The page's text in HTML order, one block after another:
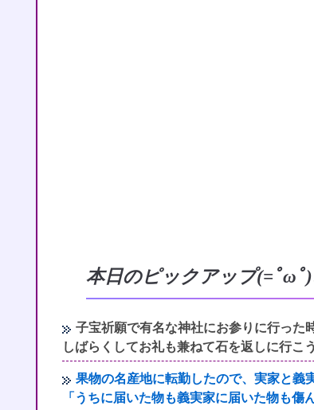
本日のピックアップ(=ﾟωﾟ
子宝祈願で有名な神社にお参りに行った
しばらくしてお礼も兼ねて石を返しに行こ
果物の名産地に転勤したので、実家と義
「うちに届いた物も義実家に届いた物も傷